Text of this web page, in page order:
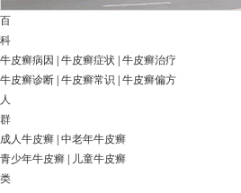
百
科
牛皮癣病因
牛皮癣症状 牛皮癣治疗
牛皮癣诊断 牛皮癣常识
牛皮癣偏方
人
群
成人牛皮癣 中老年牛皮癣
青少年牛皮癣
儿童牛皮癣
类